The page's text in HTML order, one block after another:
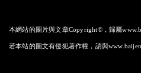
本網站的圖片與文章Copyright©，歸屬
若本站的圖文有侵犯著作權，請與